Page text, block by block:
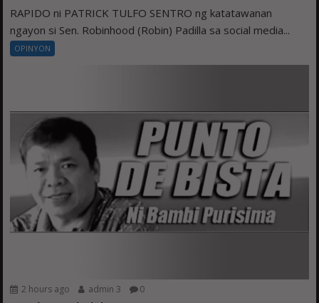
RAPIDO ni PATRICK TULFO SENTRO ng katatawanan
ngayon si Sen. Robinhood (Robin) Padilla sa social media...
OPINYON
2 hours ago admin 3 0